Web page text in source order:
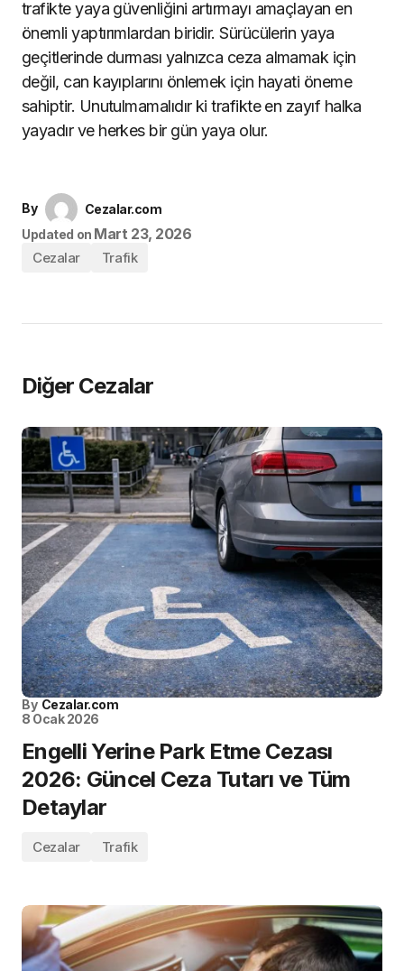
trafikte yaya güvenliğini artırmayı amaçlayan en
önemli yaptırımlardan biridir. Sürücülerin yaya
geçitlerinde durması yalnızca ceza almamak için
değil, can kayıplarını önlemek için hayati öneme
sahiptir. Unutulmamalıdır ki trafikte en zayıf halka
yayadır ve herkes bir gün yaya olur.
By
Cezalar.com
Updated on Mart 23, 2026
Cezalar Trafik
Diğer Cezalar
By Cezalar.com
8 Ocak 2026
Engelli Yerine Park Etme Cezası
2026: Güncel Ceza Tutarı ve Tüm
Detaylar
Cezalar Trafik